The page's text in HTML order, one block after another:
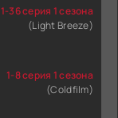
1-36 серия 1 сезона
(Light Breeze)
1-8 серия 1 сезона
(Coldfilm)